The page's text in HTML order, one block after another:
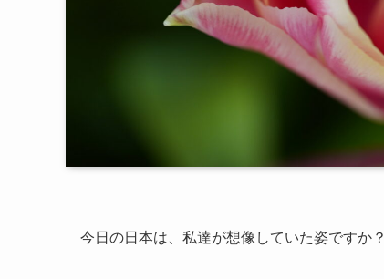
今日の日本は、私達が想像していた姿ですか？